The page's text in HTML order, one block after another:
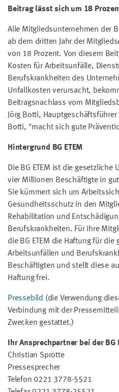
Beitrag lässt sich um 18
Alle Mitgliedsunternehmen der
ab dem dritten Jahr der
von 18 Prozent. Von diesem
Kosten für Arbeitsunfälle,
Berufskrankheiten des
Unfallkosten verursacht,
Beitragsnachlass vom
Jörg Botti,
Botti, "macht sich gute
Hintergrund BG ETEM
Die BG ETEM ist die
vier Millionen Beschäftigte in
Sie kümmert sich um
Gesundheitsschutz in den
Rehabilitation und
Berufskrankheiten. Für ihre
die BG ETEM die Haftung für
Arbeitsunfällen und
Beschäftigten und stellt diese
Haftung frei.
Pressebild (die Verwendung
Verbindung mit der
Zwecken gestattet.)
Ihr Ansprechpartner bei der BG
Christian Sprotte
Pressesprecher
Telefon 0221 3778-5521